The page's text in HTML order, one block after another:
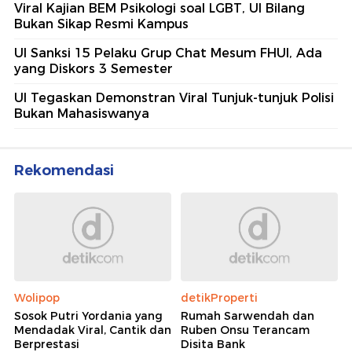
Viral Kajian BEM Psikologi soal LGBT, UI Bilang
Bukan Sikap Resmi Kampus
UI Sanksi 15 Pelaku Grup Chat Mesum FHUI, Ada
yang Diskors 3 Semester
UI Tegaskan Demonstran Viral Tunjuk-tunjuk Polisi
Bukan Mahasiswanya
Rekomendasi
Wolipop
Sosok Putri Yordania yang
Mendadak Viral, Cantik dan
Berprestasi
detikProperti
Rumah Sarwendah dan
Ruben Onsu Terancam
Disita Bank